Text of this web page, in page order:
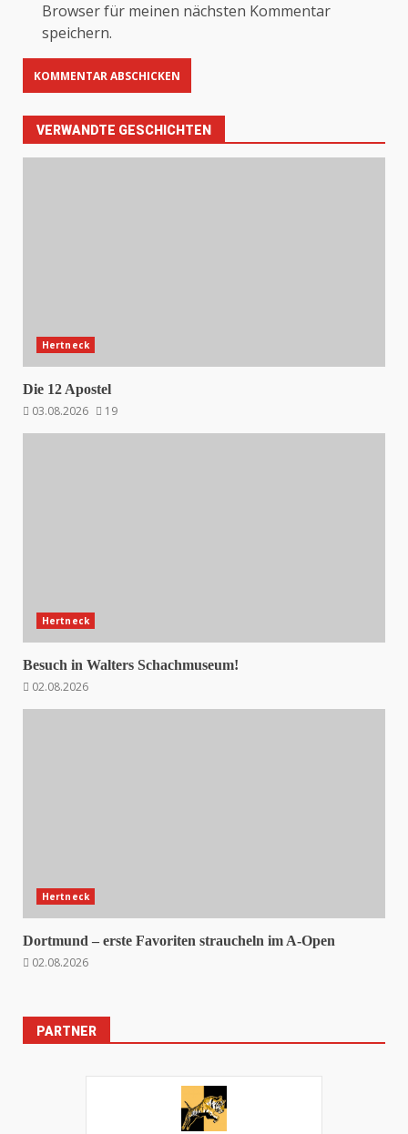
Browser für meinen nächsten Kommentar
speichern.
VERWANDTE GESCHICHTEN
Hertneck
Die 12 Apostel
03.08.2026
19
Hertneck
Besuch in Walters Schachmuseum!
02.08.2026
Hertneck
Dortmund – erste Favoriten straucheln im A-Open
02.08.2026
PARTNER